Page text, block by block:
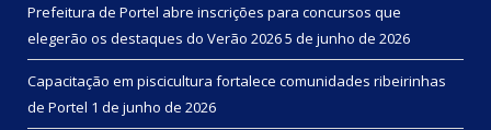
Prefeitura de Portel abre inscrições para concursos que
elegerão os destaques do Verão 20265 de junho de 2026
Capacitação em piscicultura fortalece comunidades ribeirinhas
de Portel 1 de junho de 2026